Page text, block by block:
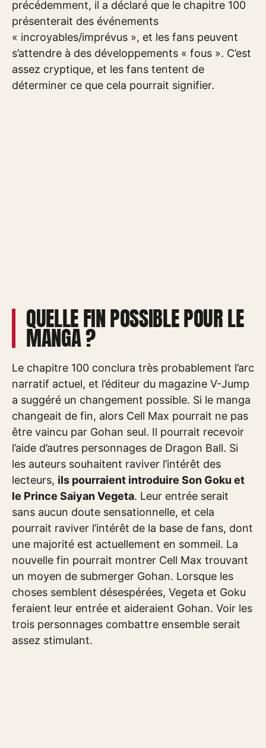
précédemment, il a déclaré que le chapitre 100
présenterait des événements
« incroyables/imprévus », et les fans peuvent
s’attendre à des développements « fous ». C’est
assez cryptique, et les fans tentent de
déterminer ce que cela pourrait signifier.
QUELLE FIN POSSIBLE POUR LE
MANGA ?
Le chapitre 100 conclura très probablement l’arc
narratif actuel, et l’éditeur du magazine V-Jump
a suggéré un changement possible. Si le manga
changeait de fin, alors Cell Max pourrait ne pas
être vaincu par Gohan seul. Il pourrait recevoir
l’aide d’autres personnages de Dragon Ball. Si
les auteurs souhaitent raviver l’intérêt des
lecteurs, ils pourraient introduire Son Goku et
le Prince Saiyan Vegeta. Leur entrée serait
sans aucun doute sensationnelle, et cela
pourrait raviver l’intérêt de la base de fans, dont
une majorité est actuellement en sommeil. La
nouvelle fin pourrait montrer Cell Max trouvant
un moyen de submerger Gohan. Lorsque les
choses semblent désespérées, Vegeta et Goku
feraient leur entrée et aideraient Gohan. Voir les
trois personnages combattre ensemble serait
assez stimulant.